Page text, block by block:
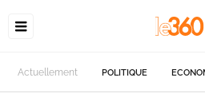
Actuellement POLITIQUE